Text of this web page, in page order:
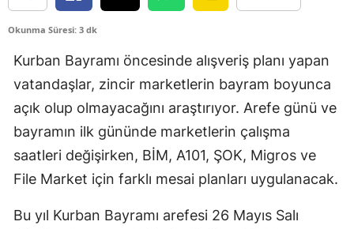
Okunma Süresi: 3 dk
Kurban Bayramı öncesinde alışveriş planı yapan
vatandaşlar, zincir marketlerin bayram boyunca
açık olup olmayacağını araştırıyor. Arefe günü ve
bayramın ilk gününde marketlerin çalışma
saatleri değişirken, BİM, A101, ŞOK, Migros ve
File Market için farklı mesai planları uygulanacak.
Bu yıl Kurban Bayramı arefesi 26 Mayıs Salı